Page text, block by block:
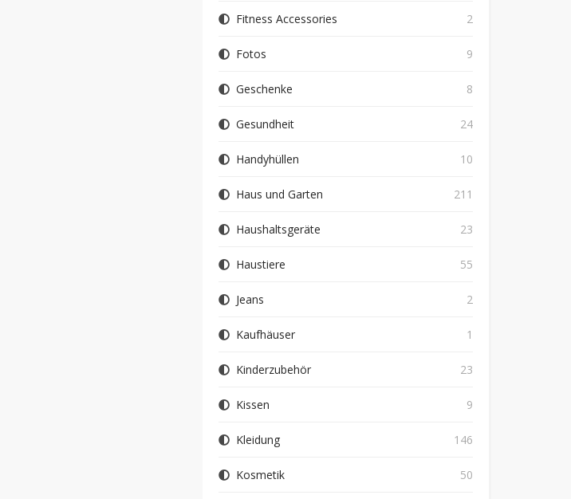
Fitness Accessories 2
Fotos 9
Geschenke 8
Gesundheit 24
Handyhüllen 10
Haus und Garten 211
Haushaltsgeräte 23
Haustiere 55
Jeans 2
Kaufhäuser 1
Kinderzubehör 23
Kissen 9
Kleidung 146
Kosmetik 50